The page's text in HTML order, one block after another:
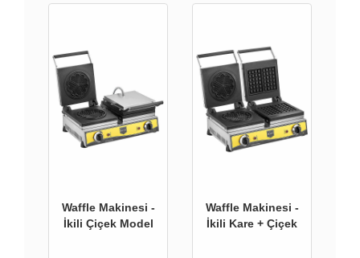
Waffle Makinesi -
İkili Çiçek Model
Waffle Makinesi -
İkili Kare + Çiçek